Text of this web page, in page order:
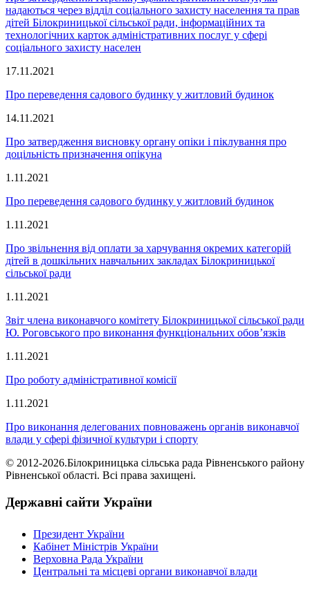
надаються через відділ соціального захисту населення та прав
дітей Білокриницької сільської ради, інформаційних та
технологічних карток адміністративних послуг у сфері
соціального захисту населен
17.11.2021
Про переведення садового будинку у житловий будинок
14.11.2021
Про затвердження висновку органу опіки і піклування про
доцільність призначення опікуна
1.11.2021
Про переведення садового будинку у житловий будинок
1.11.2021
Про звільнення від оплати за харчування окремих категорій
дітей в дошкільних навчальних закладах Білокриницької
сільської ради
1.11.2021
Звіт члена виконавчого комітету Білокриницької сільської ради
Ю. Роговського про виконання функціональних обов’язків
1.11.2021
Про роботу адміністративної комісії
1.11.2021
Про виконання делегованих повноважень органів виконавчої
влади у сфері фізичної культури і спорту
© 2012-2026.Білокриницька сільська рада Рівненського району
Рівненської області. Всі права захищені.
Державні сайти України
Президент України
Кабінет Міністрів України
Верховна Рада України
Центральні та місцеві органи виконавчої влади